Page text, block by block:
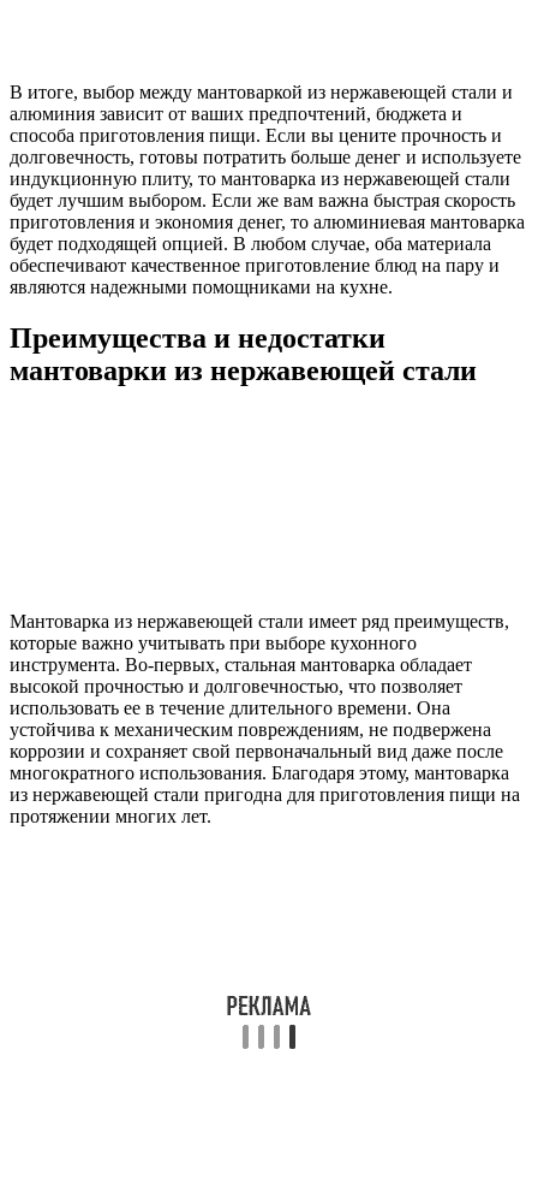
В итоге, выбор между мантоваркой из нержавеющей стали и
алюминия зависит от ваших предпочтений, бюджета и
способа приготовления пищи. Если вы цените прочность и
долговечность, готовы потратить больше денег и используете
индукционную плиту, то мантоварка из нержавеющей стали
будет лучшим выбором. Если же вам важна быстрая скорость
приготовления и экономия денег, то алюминиевая мантоварка
будет подходящей опцией. В любом случае, оба материала
обеспечивают качественное приготовление блюд на пару и
являются надежными помощниками на кухне.
Преимущества и недостатки
мантоварки из нержавеющей стали
Мантоварка из нержавеющей стали имеет ряд преимуществ,
которые важно учитывать при выборе кухонного
инструмента. Во-первых, стальная мантоварка обладает
высокой прочностью и долговечностью, что позволяет
использовать ее в течение длительного времени. Она
устойчива к механическим повреждениям, не подвержена
коррозии и сохраняет свой первоначальный вид даже после
многократного использования. Благодаря этому, мантоварка
из нержавеющей стали пригодна для приготовления пищи на
протяжении многих лет.